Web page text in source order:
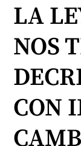
Home
Font Mora
Services
LA
NOS
CON